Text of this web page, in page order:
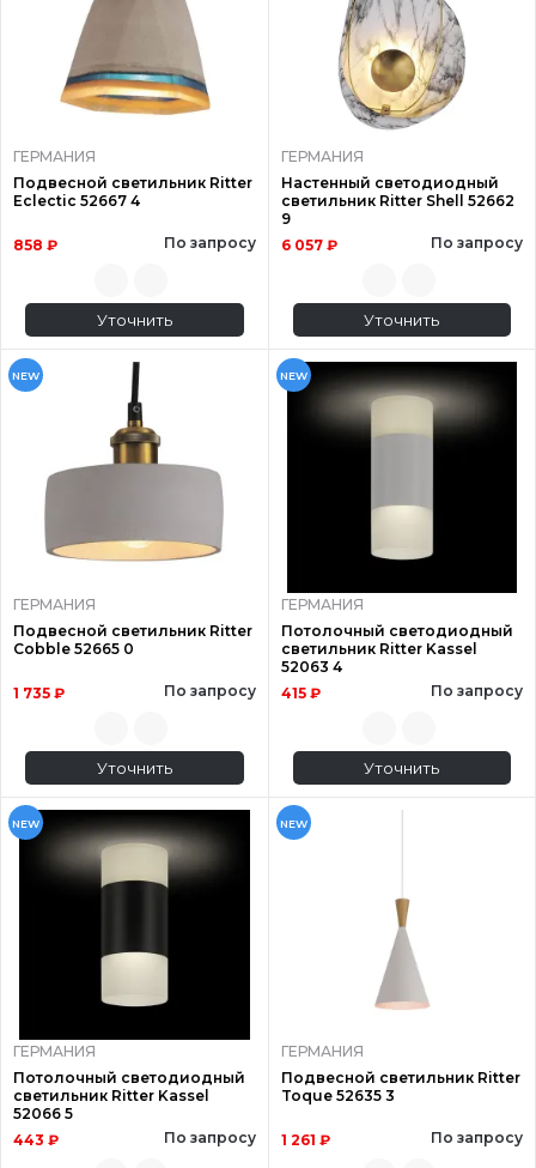
ГЕРМАНИЯ
Подвесной светильник Ritter
Eclectic 52667 4
858 ₽ По запросу
Уточнить
ГЕРМАНИЯ
Настенный светодиодный
светильник Ritter Shell 52662
9
6 057 ₽
По запросу
Уточнить
NEW
ГЕРМАНИЯ
Подвесной светильник Ritter
Cobble 52665 0
1 735 ₽ По запросу
Уточнить
NEW
ГЕРМАНИЯ
Потолочный светодиодный
светильник Ritter Kassel
52063 4
415 ₽
По запросу
Уточнить
NEW
ГЕРМАНИЯ
Потолочный светодиодный
светильник Ritter Kassel
52066 5
443 ₽
По запросу
NEW
ГЕРМАНИЯ
Подвесной светильник Ritter
Toque 52635 3
1 261 ₽ По запросу